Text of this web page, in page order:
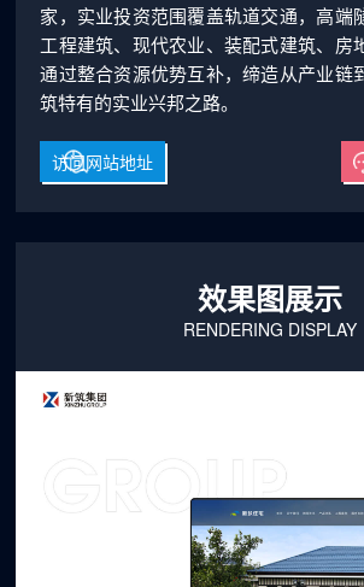
家，实业投资范围覆盖轨道交通，高端
工程建筑、现代农业、装配式建筑、房
通过整合资源优势互补，缔造从产业链
筑特有的实业兴邦之路。
访问网站地址
效果图展示
RENDERING DISPLAY